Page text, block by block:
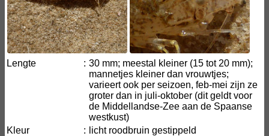
Lengte : 30 mm; meestal kleiner (15 tot 20 mm);
mannetjes kleiner dan vrouwtjes;
varieert ook per seizoen, feb-mei zijn ze
groter dan in juli-oktober (dit geldt voor
de Middellandse-Zee aan de Spaanse
westkust)
Kleur
:
licht roodbruin gestippeld